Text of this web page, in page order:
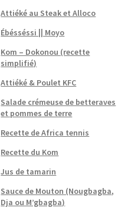
Attiéké au Steak et Alloco
Ébésséssi || Moyo
Kom – Dokonou (recette
simplifié)
Attiéké & Poulet KFC
Salade crémeuse de betteraves
et pommes de terre
Recette de Africa tennis
Recette du Kom
Jus de tamarin
Sauce de Mouton (Nougbagba,
Dja ou M’gbagba)